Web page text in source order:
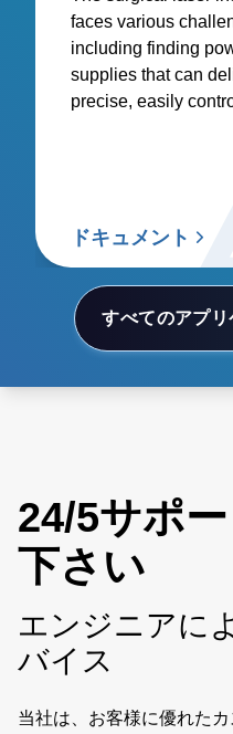
すべてのアプ
faces various
including finding
supplies that can
precise, easily
voltages, and
ドキュメント
24/5サポ
下さい
エンジニアに
バイス
当社は、お客様に優れた